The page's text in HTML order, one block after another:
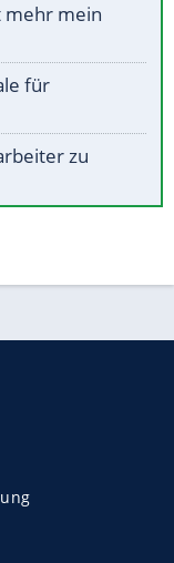
mehr mein
für
zu